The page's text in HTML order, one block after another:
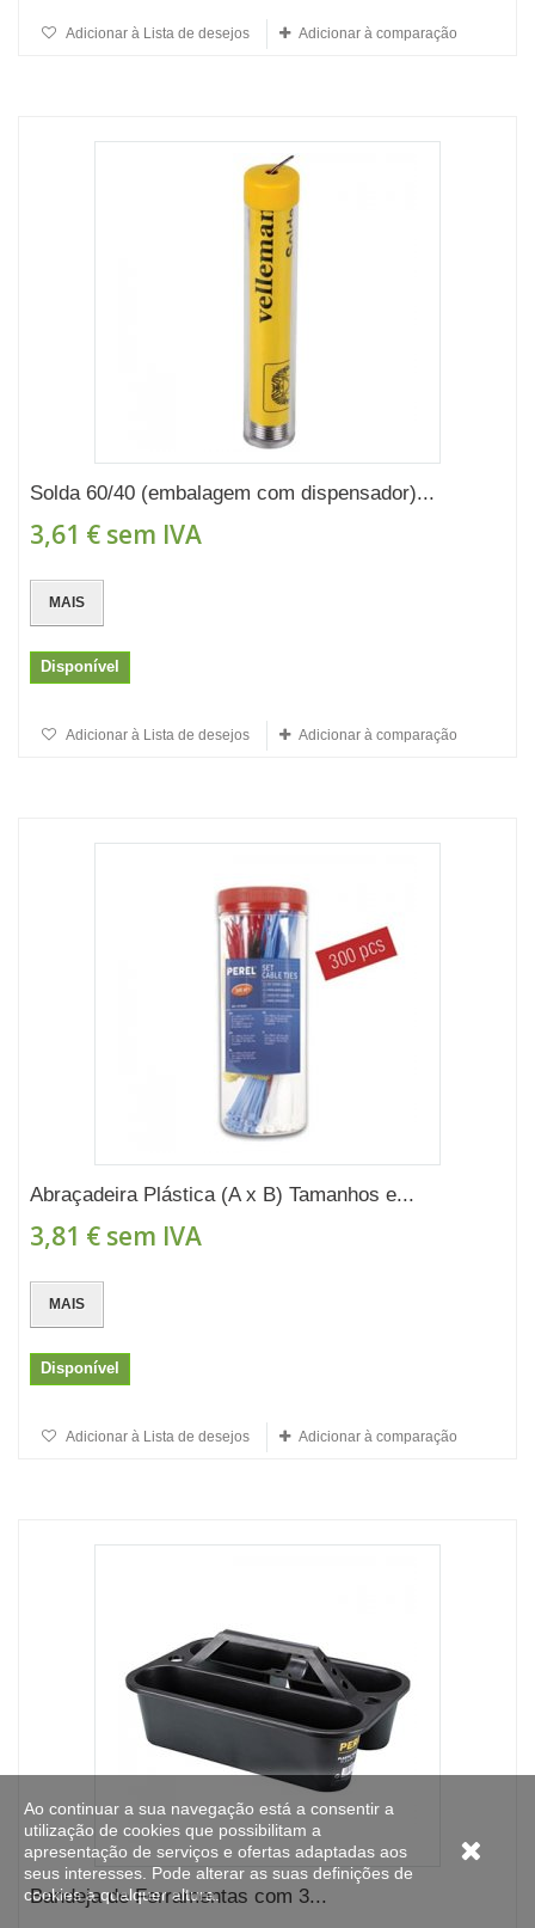
Adicionar à Lista de desejos Adicionar à comparação
Solda 60/40 (embalagem com dispensador)...
3,61 € sem IVA
MAIS
Disponível
Adicionar à Lista de desejos Adicionar à comparação
Abraçadeira Plástica (A x B) Tamanhos e...
3,81 € sem IVA
MAIS
Disponível
Adicionar à Lista de desejos Adicionar à comparação
Bandeja de Ferramentas com 3...
Ao continuar a sua navegação está a consentir a
utilização de cookies que possibilitam a
apresentação de serviços e ofertas adaptadas aos
seus interesses. Pode alterar as suas definições de
cookies a qualquer altura.